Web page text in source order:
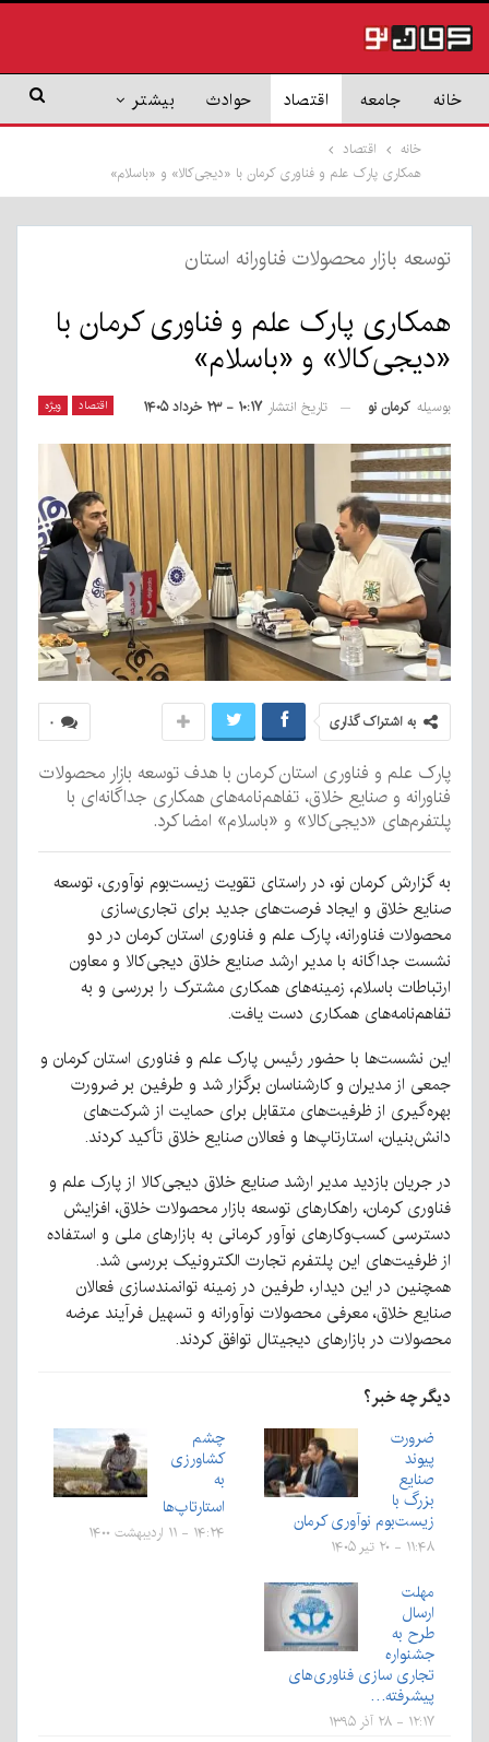
خانه جامعه اقتصاد حوادث بیشتر
خانه
اقتصاد
همکاری پارک علم و فناوری کرمان با «دیجی‌کالا» و «باسلام»
توسعه بازار محصولات فناورانه استان
همکاری پارک علم و فناوری کرمان با
«دیجی‌کالا» و «باسلام»
اقتصاد ویژه بوسیله کرمان نو تاریخ انتشار ۱۰:۱۷ - ۲۳ خرداد ۱۴۰۵
۰ به اشتراک گذاری
پارک علم و فناوری استان کرمان با هدف توسعه بازار محصولات
فناورانه و صنایع خلاق، تفاهم‌نامه‌های همکاری جداگانه‌ای با
پلتفرم‌های «دیجی‌کالا» و «باسلام» امضا کرد.
به گزارش کرمان نو، در راستای تقویت زیست‌بوم نوآوری، توسعه
صنایع خلاق و ایجاد فرصت‌های جدید برای تجاری‌سازی
محصولات فناورانه، پارک علم و فناوری استان کرمان در دو
نشست جداگانه با مدیر ارشد صنایع خلاق دیجی‌کالا و معاون
ارتباطات باسلام، زمینه‌های همکاری مشترک را بررسی و به
تفاهم‌نامه‌های همکاری دست یافت.
این نشست‌ها با حضور رئیس پارک علم و فناوری استان کرمان و
جمعی از مدیران و کارشناسان برگزار شد و طرفین بر ضرورت
بهره‌گیری از ظرفیت‌های متقابل برای حمایت از شرکت‌های
دانش‌بنیان، استارتاپ‌ها و فعالان صنایع خلاق تأکید کردند.
در جریان بازدید مدیر ارشد صنایع خلاق دیجی‌کالا از پارک علم و
فناوری کرمان، راهکارهای توسعه بازار محصولات خلاق، افزایش
دسترسی کسب‌وکارهای نوآور کرمانی به بازارهای ملی و استفاده
از ظرفیت‌های این پلتفرم تجارت الکترونیک بررسی شد.
همچنین در این دیدار، طرفین در زمینه توانمندسازی فعالان
صنایع خلاق، معرفی محصولات نوآورانه و تسهیل فرآیند عرضه
محصولات در بازارهای دیجیتال توافق کردند.
دیگر چه خبر؟
ضرورت
پیوند
صنایع
بزرگ با
زیست‌بوم نوآوری کرمان
۱۱:۴۸ - ۲۰ تیر ۱۴۰۵
چشم
کشاورزی
به
استارتاپ‌ها
۱۴:۲۴ - ۱۱ اردیبهشت ۱۴۰۰
مهلت
ارسال
طرح به
جشنواره
تجاری سازی فناوری‌های
پیشرفته…
۱۲:۱۷ - ۲۸ آذر ۱۳۹۵